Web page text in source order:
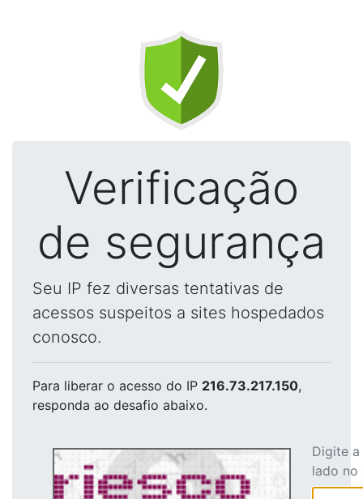
Verificação
de segurança
Seu IP fez diversas tentativas de
acessos suspeitos a sites hospedados
conosco.
Para liberar o acesso do IP 216.73.217.150,
responda ao desafio abaixo.
Digite
lado no